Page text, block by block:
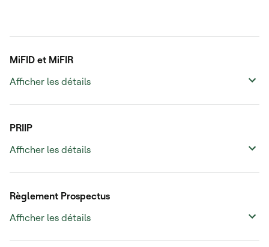
MiFID et MiFIR
Afficher les détails
PRIIP
Afficher les détails
Règlement Prospectus
Afficher les détails